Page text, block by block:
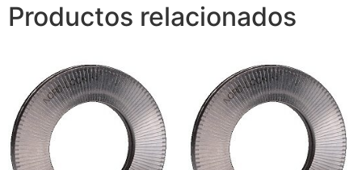
Productos relacionados